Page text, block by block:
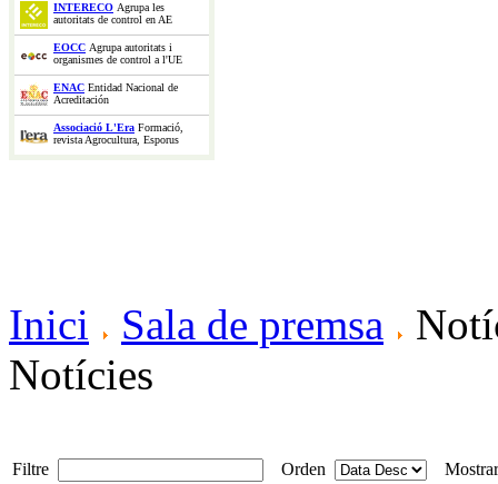
INTERECO Agrupa les
autoritats de control en AE
EOCC Agrupa autoritats i
organismes de control a l'UE
ENAC Entidad Nacional de
Acreditación
Associació L'Era Formació,
revista Agrocultura, Esporus
Inici Sala de premsa
Notícies
Filtre Orden